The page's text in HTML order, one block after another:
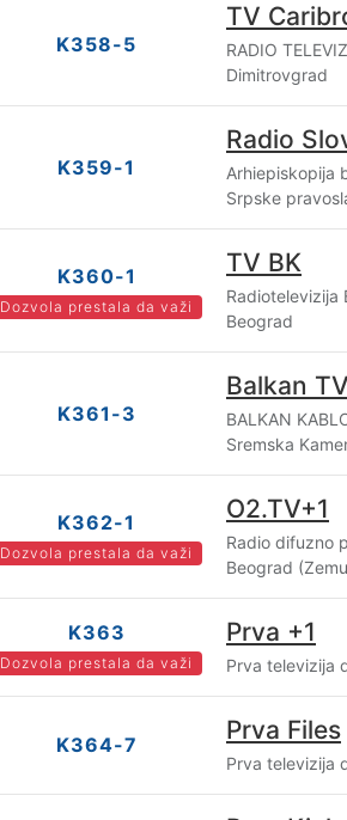
K358-5
TV
RADIO
Dimitrovgrad
K359-1
Radio
Arhiepiskopija
Srpske
K360-1
Dozvola prestala da važi
TV BK
Radiotelevizija
Beograd
K361-3
Balkan
BALKAN
Sremska
K362-1
Dozvola prestala da važi
O2.TV+1
Radio difuzno
Beograd
K363
Dozvola prestala da važi
Prva +1
Prva televizija
K364-7 Prva Files
Prva televizija